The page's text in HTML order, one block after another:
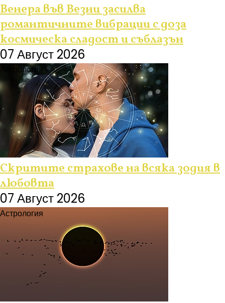
Венера във Везни засилва
романтичните вибрации с доза
космическа сладост и съблазън
07 Август 2026
Астрология
Скритите страхове на всяка зодия в
любовта
07 Август 2026
Астрология